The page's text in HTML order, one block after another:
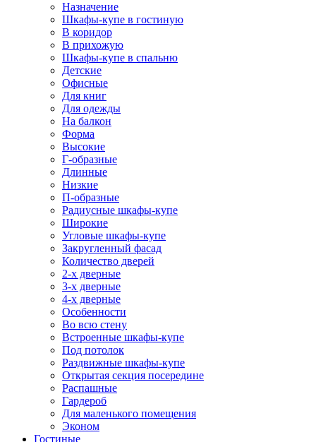
Назначение
Шкафы-купе в гостиную
В коридор
В прихожую
Шкафы-купе в спальню
Детские
Офисные
Для книг
Для одежды
На балкон
Форма
Высокие
Г-образные
Длинные
Низкие
П-образные
Радиусные шкафы-купе
Широкие
Угловые шкафы-купе
Закругленный фасад
Количество дверей
2-х дверные
3-х дверные
4-х дверные
Особенности
Во всю стену
Встроенные шкафы-купе
Под потолок
Раздвижные шкафы-купе
Открытая секция посередине
Распашные
Гардероб
Для маленького помещения
Эконом
Гостиные